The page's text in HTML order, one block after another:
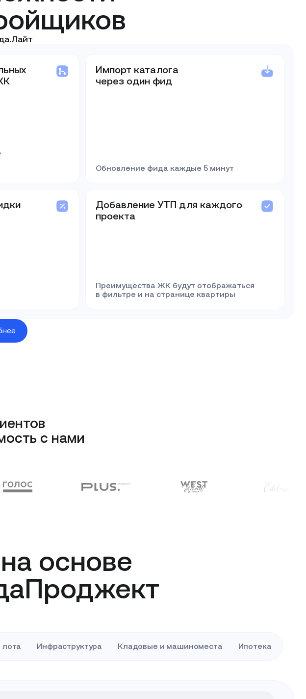
Импорт каталога
через один фид
Обновление фида каждые 5 минут
Добавление УТП для каждого
проекта
Преимущества ЖК будут отображаться
в фильтре и на странице квартиры
с нами
на основе
лота Инфраструктура Кладовые и машиноместа Ипотека